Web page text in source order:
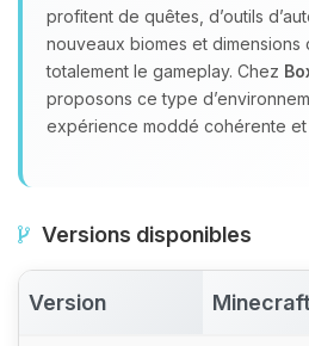
profitent de quêtes, d’outils
nouveaux biomes et dimensions
totalement le gameplay. Chez
proposons ce type
expérience moddé cohérente et
Versions disponibles
Version Minecraft